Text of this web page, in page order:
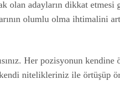
olan adayların dikkat
olumlu olma ihtimalini
Her pozisyonun
nitelikleriniz ile örtüşüp